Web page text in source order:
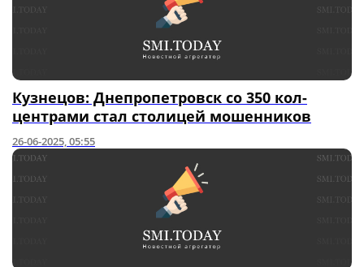
Кузнецов: Днепропетровск со 350 кол-
центрами стал столицей мошенников
26-06-2025, 05:55